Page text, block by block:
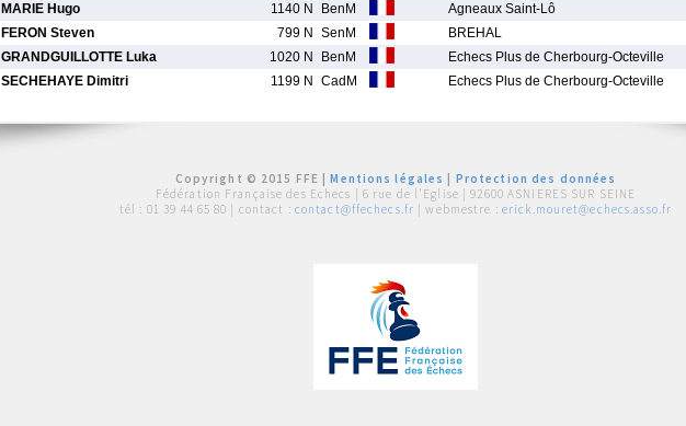
MARIE Hugo 1140 N BenM Agneaux Saint-Lô
FERON Steven 799 N SenM BREHAL
GRANDGUILLOTTE Luka 1020 N BenM Echecs Plus de Cherbourg-Octeville
SECHEHAYE Dimitri 1199 N CadM Echecs Plus de Cherbourg-Octeville
Copyright © 2015 FFE |Mentions légales
Protection des données
Fédération Française des Echecs | 6 rue de l'Eglise | 92600 ASNIERES SUR SEINE
tél : 01 39 44 65 80 | contact : contact@ffechecs.fr | webmestre : erick.mouret@echecs.asso.fr